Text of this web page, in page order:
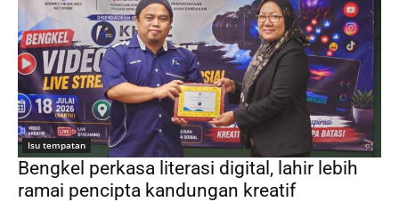
Isu tempatan
Bengkel perkasa literasi digital, lahir lebih
ramai pencipta kandungan kreatif